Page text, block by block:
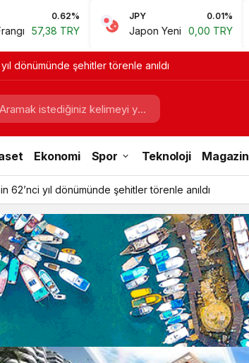
0.01%
Japon Yeni 0,00 TRY İngiliz Sterlini
dönümünde şehitler törenle anıldı
Ekonomi Spor Teknoloji Magazin
62’nci yıl dönümünde şehitler törenle anıldı